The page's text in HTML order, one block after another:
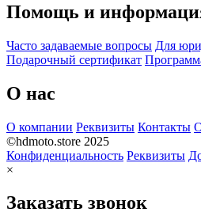
Помощь и
Часто задаваемые вопросы Для
Подарочный сертификат
О нас
О компании Реквизиты Контакты
©hdmoto.store 2025
Конфиденциальность Реквизиты
×
Заказать звонок